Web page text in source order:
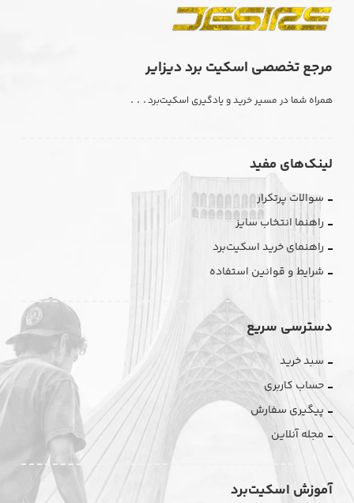
مرجع تخصصی اسکیت برد دیزایر
همراه شما در مسیر خرید و یادگیری اسکیت‌برد. . .
لینک‌های مفید
سوالات پرتکرار
راهنما انتخاب سایز
راهنمای خرید اسکیت‌برد
شرایط و قوانین استفاده
دسترسی سریع
سبد خرید
حساب کاربری
پیگیری سفارش
مجله آنلاین
آموزش اسکیت‌برد